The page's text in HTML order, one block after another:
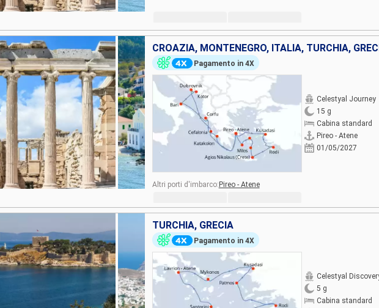
CROAZIA, MONTENEGRO, ITALIA, TURCHIA,
Pagamento in 4X
Celestyal Journey
15 g
Cabina standard
Pireo - Atene
01/05/2027
Altri porti d'imbarco:Pireo - Atene
TURCHIA, GRECIA
Pagamento in 4X
Celestyal
5 g
Cabina standard